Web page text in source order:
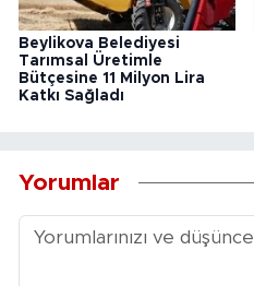
Beylikova Belediyesi
Tarımsal Üretimle
Bütçesine 11 Milyon Lira
Katkı Sağladı
Yorumlar